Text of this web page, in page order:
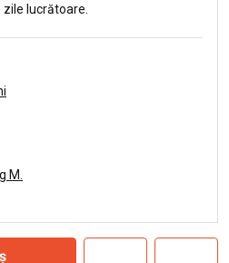
lucrătoare.
M.